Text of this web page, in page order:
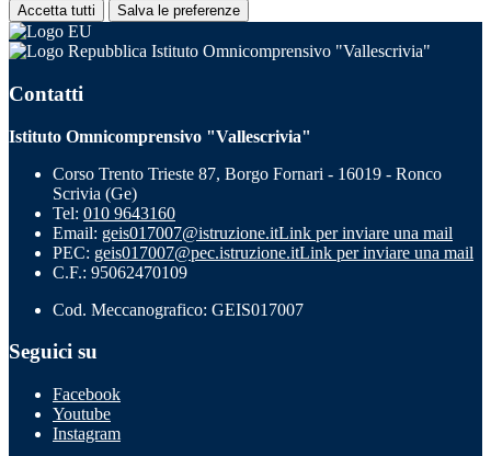
Accetta tutti Salva le preferenze
Istituto Omnicomprensivo "Vallescrivia"
Contatti
Istituto Omnicomprensivo "Vallescrivia"
Corso Trento Trieste 87, Borgo Fornari - 16019 - Ronco
Scrivia (Ge)
Tel: 010 9643160
Email: geis017007@istruzione.itLink per inviare una mail
PEC: geis017007@pec.istruzione.itLink per inviare una mail
C.F.: 95062470109
Cod. Meccanografico: GEIS017007
Seguici su
Facebook
Youtube
Instagram